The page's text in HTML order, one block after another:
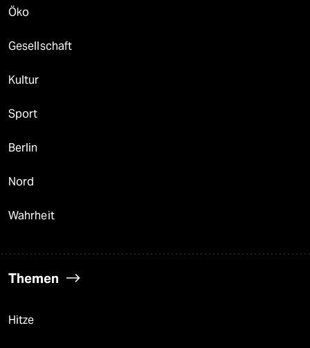
Öko
Gesellschaft
Kultur
Sport
Berlin
Nord
Wahrheit
Themen
Hitze